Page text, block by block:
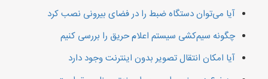
آیا می‌توان دستگاه ضبط را در فضای بیرونی نصب کرد
چگونه سیم‌کشی سیستم اعلام حریق را بررسی کنیم
آیا امکان انتقال تصویر بدون اینترنت وجود دارد